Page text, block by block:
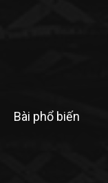
Bài phổ biến